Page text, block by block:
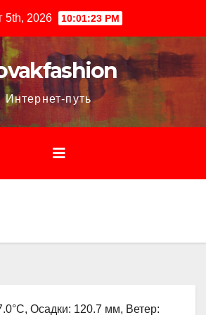
5th, 2026 10:01:24 PM
Интернет-путь
Осадки: 120.7 мм, Ветер: